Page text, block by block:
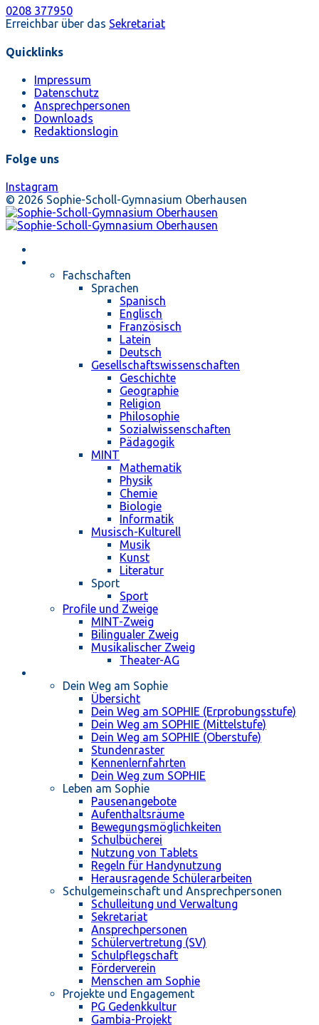
0208 377950
Erreichbar über das Sekretariat
Quicklinks
Impressum
Datenschutz
Ansprechpersonen
Downloads
Redaktionslogin
Folge uns
Instagram
© 2026 Sophie-Scholl-Gymnasium Oberhausen
Fachschaften
Sprachen
Spanisch
Englisch
Französisch
Latein
Deutsch
Gesellschaftswissenschaften
Geschichte
Geographie
Religion
Philosophie
Sozialwissenschaften
Pädagogik
MINT
Mathematik
Physik
Chemie
Biologie
Informatik
Musisch-Kulturell
Musik
Kunst
Literatur
Sport
Sport
Profile und Zweige
MINT-Zweig
Bilingualer Zweig
Musikalischer Zweig
Theater-AG
Dein Weg am Sophie
Übersicht
Dein Weg am SOPHIE (Erprobungsstufe)
Dein Weg am SOPHIE (Mittelstufe)
Dein Weg am SOPHIE (Oberstufe)
Stundenraster
Kennenlernfahrten
Dein Weg zum SOPHIE
Leben am Sophie
Pausenangebote
Aufenthaltsräume
Bewegungsmöglichkeiten
Schulbücherei
Nutzung von Tablets
Regeln für Handynutzung
Herausragende Schülerarbeiten
Schulgemeinschaft und Ansprechpersonen
Schulleitung und Verwaltung
Sekretariat
Ansprechpersonen
Schülervertretung (SV)
Schulpflegschaft
Förderverein
Menschen am Sophie
Projekte und Engagement
PG Gedenkkultur
Gambia-Projekt